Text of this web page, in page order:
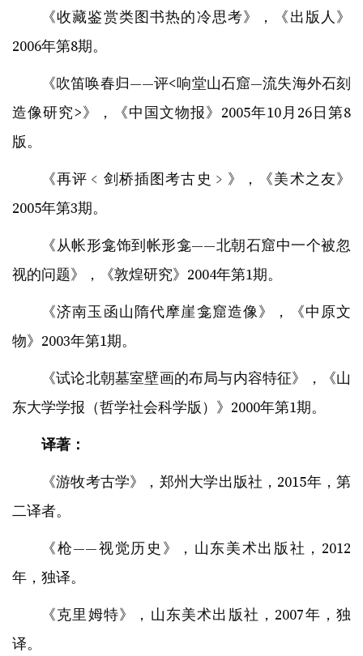
《收藏鉴赏类图书热的冷思考》，《出版人》
2006年第8期。
《吹笛唤春归——评<响堂山石窟—流失海外石刻
造像研究>》，《中国文物报》2005年10月26日第8
版。
《再评﹤剑桥插图考古史﹥》，《美术之友》
2005年第3期。
《从帐形龛饰到帐形龛——北朝石窟中一个被忽
视的问题》，《敦煌研究》2004年第1期。
《济南玉函山隋代摩崖龛窟造像》，《中原文
物》2003年第1期。
《试论北朝墓室壁画的布局与内容特征》，《山
东大学学报（哲学社会科学版）》2000年第1期。
译著：
《游牧考古学》，郑州大学出版社，2015年，第
二译者。
《枪——视觉历史》，山东美术出版社，2012
年，独译。
《克里姆特》，山东美术出版社，2007年，独
译。